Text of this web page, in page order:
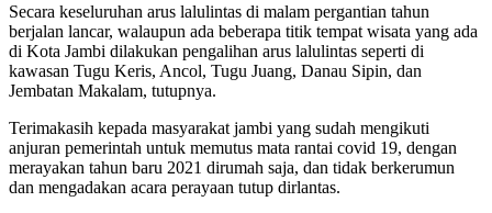
Secara keseluruhan arus lalulintas di malam pergantian tahun
berjalan lancar, walaupun ada beberapa titik tempat wisata yang ada
di Kota Jambi dilakukan pengalihan arus lalulintas seperti di
kawasan Tugu Keris, Ancol, Tugu Juang, Danau Sipin, dan
Jembatan Makalam, tutupnya.
Terimakasih kepada masyarakat jambi yang sudah mengikuti
anjuran pemerintah untuk memutus mata rantai covid 19, dengan
merayakan tahun baru 2021 dirumah saja, dan tidak berkerumun
dan mengadakan acara perayaan tutup dirlantas.